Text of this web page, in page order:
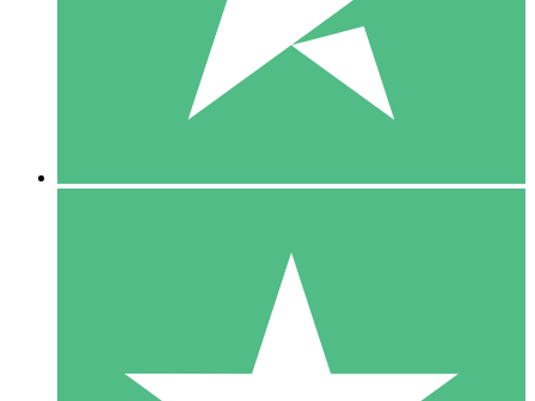
1 Nedladdningar
10 00
10 Nedladdningar
20 00